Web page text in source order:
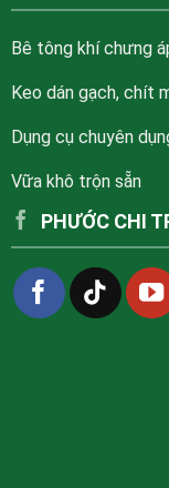
Bê tông khí chưng
Keo dán gạch, chít
Dụng cụ chuyên
Vữa khô trộn sẵn
PHƯỚC CHI